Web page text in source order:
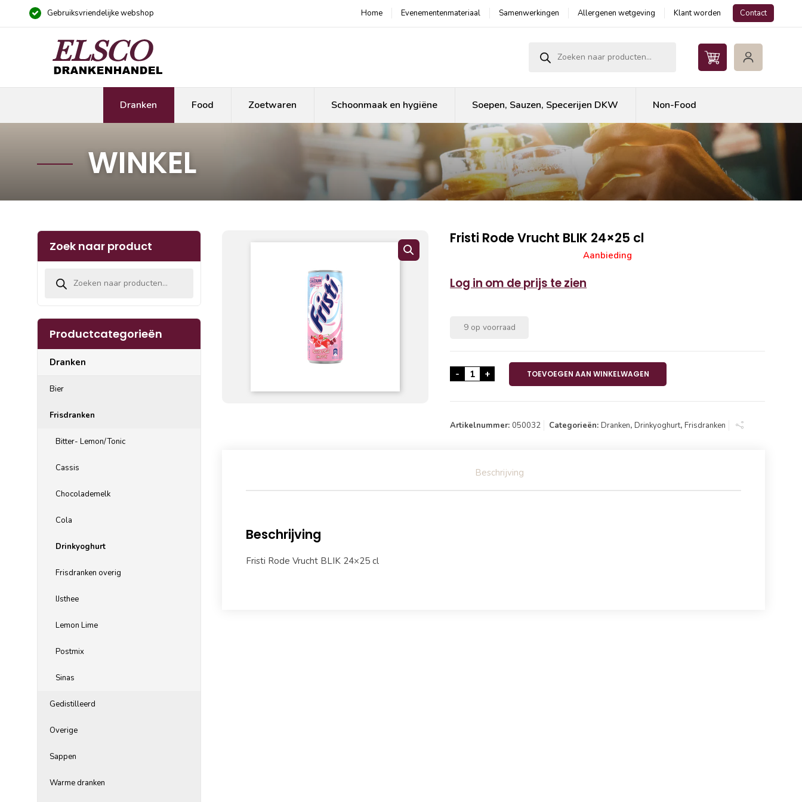
Gebruiksvriendelijke webshop Home Evenementenmateriaal Samenwerkingen Allergenen wetgeving Klant worden Contact
Dranken Food Zoetwaren Schoonmaak en hygiëne Soepen, Sauzen, Specerijen DKW Non-Food
WINKEL
Fristi Rode Vrucht BLIK 24×25 cl
Aanbieding
Log in om de prijs te zien
9 op voorraad
- Fristi Rode Vrucht BLIK 24x25 cl aantal
+ TOEVOEGEN AAN WINKELWAGEN
Artikelnummer: 050032 Categorieën:Dranken,Drinkyoghurt,Frisdranken
Beschrijving
Beschrijving
Fristi Rode Vrucht BLIK 24×25 cl
Zoek naar product
Productcategorieën
Dranken
Bier
Frisdranken
Bitter- Lemon/Tonic
Cassis
Chocolademelk
Cola
Drinkyoghurt
Frisdranken overig
IJsthee
Lemon Lime
Postmix
Sinas
Gedistilleerd
Overige
Sappen
Warme dranken